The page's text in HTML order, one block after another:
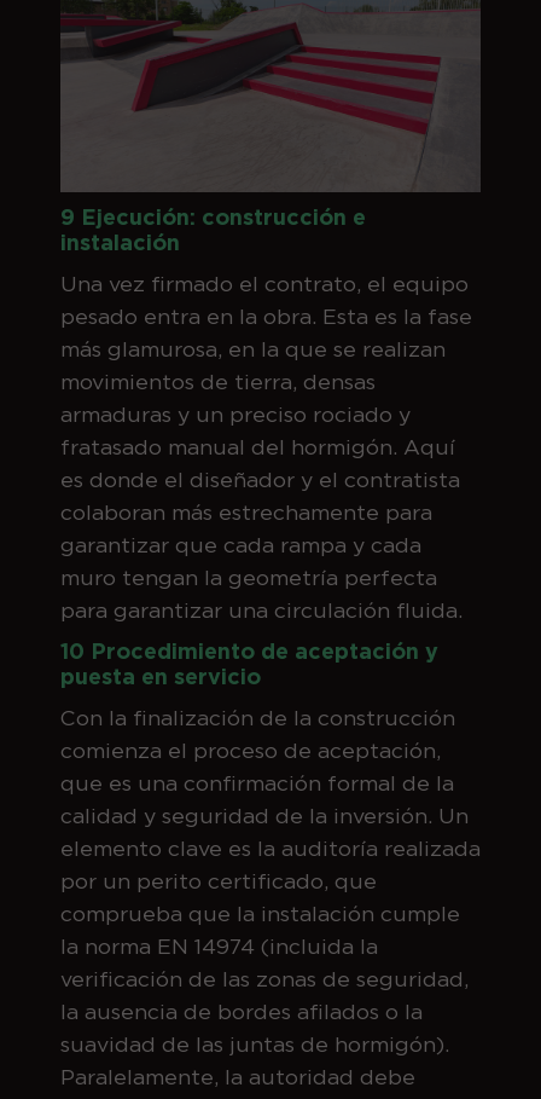
9 Ejecución: construcción e
instalación
Una vez firmado el contrato, el equipo
pesado entra en la obra. Esta es la fase
más glamurosa, en la que se realizan
movimientos de tierra, densas
armaduras y un preciso rociado y
fratasado manual del hormigón. Aquí
es donde el diseñador y el contratista
colaboran más estrechamente para
garantizar que cada rampa y cada
muro tengan la geometría perfecta
para garantizar una circulación fluida.
10 Procedimiento de aceptación y
puesta en servicio
Con la finalización de la construcción
comienza el proceso de aceptación,
que es una confirmación formal de la
calidad y seguridad de la inversión. Un
elemento clave es la auditoría realizada
por un perito certificado, que
comprueba que la instalación cumple
la norma EN 14974 (incluida la
verificación de las zonas de seguridad,
la ausencia de bordes afilados o la
suavidad de las juntas de hormigón).
Paralelamente, la autoridad debe